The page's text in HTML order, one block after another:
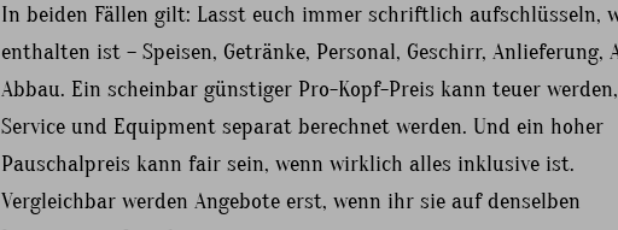
In beiden Fällen gilt: Lasst euch immer schriftlich aufschlüsseln,
enthalten ist – Speisen, Getränke, Personal, Geschirr, Anlieferung,
Abbau. Ein scheinbar günstiger Pro-Kopf-Preis kann teuer
Service und Equipment separat berechnet werden. Und ein hoher
Pauschalpreis kann fair sein, wenn wirklich alles inklusive ist.
Vergleichbar werden Angebote erst, wenn ihr sie auf denselben